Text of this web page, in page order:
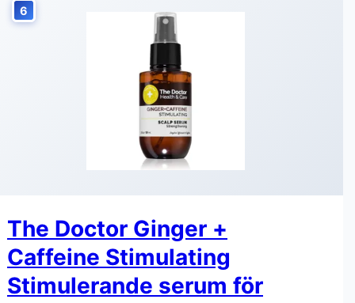
6
The Doctor Ginger +
Caffeine Stimulating
Stimulerande serum för